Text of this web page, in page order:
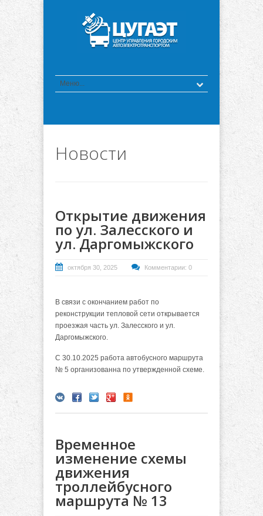
Новости
Открытие движения
по ул. Залесского и
ул. Даргомыжского
октября 30, 2025 Комментарии: 0
В связи с окончанием работ по
реконструкции тепловой сети открывается
проезжая часть ул. Залесского и ул.
Даргомыжского.
С 30.10.2025 работа автобусного маршрута
№ 5 организованна по утвержденной схеме.
Временное
изменение схемы
движения
троллейбусного
маршрута № 13